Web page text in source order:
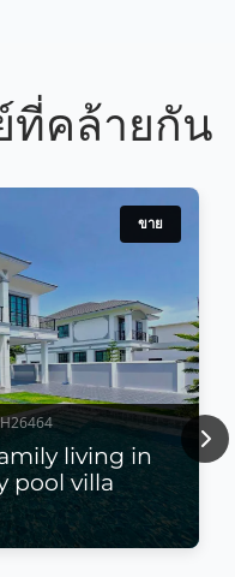
ที่คล้ายกัน
ขาย
living in
pool villa